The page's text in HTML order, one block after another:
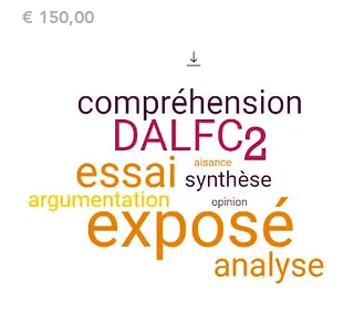
Prijs
€ 150,00